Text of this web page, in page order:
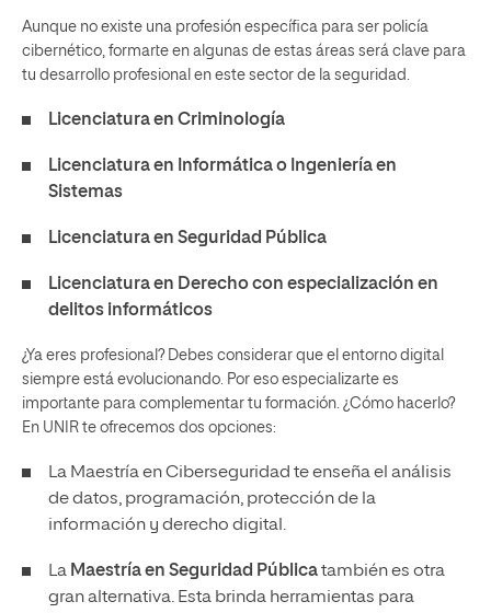
Aunque no existe una profesión específica para ser policía
cibernético, formarte en algunas de estas áreas será clave para
tu desarrollo profesional en este sector de la seguridad.
Licenciatura en Criminología
Licenciatura en Informática o Ingeniería en
Sistemas
Licenciatura en Seguridad Pública
Licenciatura en Derechocon especialización en
delitos informáticos
¿Ya eres profesional? Debes considerar que el entorno digital
siempre está evolucionando. Por eso especializarte es
importante para complementar tu formación. ¿Cómo hacerlo?
En UNIR te ofrecemos dos opciones:
La Maestría en Ciberseguridad te enseña el análisis
de datos, programación, protección de la
información y derecho digital.
La Maestría en Seguridad Públicatambién es otra
gran alternativa. Esta brinda herramientas para